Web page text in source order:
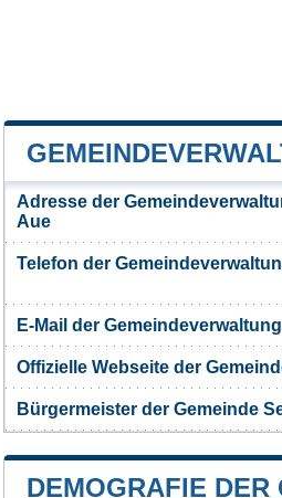
Adresse der
Aue
Telefon der
E-Mail der Gemeindeverwaltung
Offizielle Webseite der
Bürgermeister der Gemeinde
DEMOGRAFIE